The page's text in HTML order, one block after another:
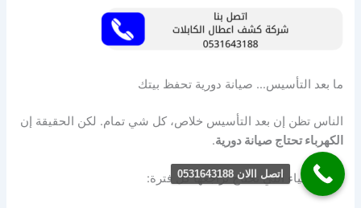
ما بعد التأسيس… صيانة دورية تحفظ بيتك
الناس تظن إن بعد التأسيس خلاص، كل شي تمام. لكن الحقيقة إن
الكهرباء تحتاج صيانة دورية.
أهم الأشياء اللي تحتاج تراجعها كل فترة:
اتصل االان 0531643188